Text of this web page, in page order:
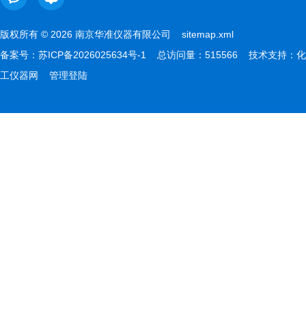
版权所有 © 2026 南京华准仪器有限公司 sitemap.xml
备案号： 苏ICP备2026025634号-1 总访问量：515566 技术支持： 化
工仪器网
管理登陆